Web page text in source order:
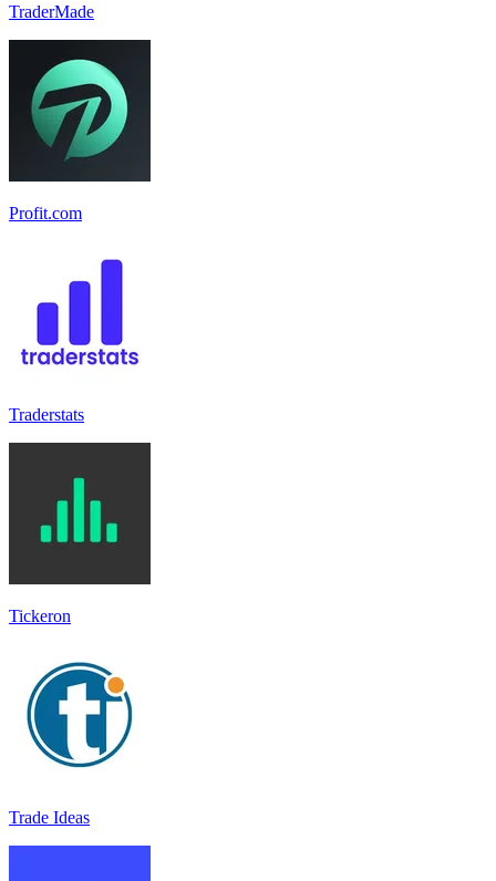
TraderMade
Profit.com
Traderstats
Tickeron
Trade Ideas